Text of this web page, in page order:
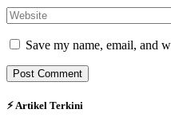
Save my name, email, and
⚡︎ Artikel Terkini